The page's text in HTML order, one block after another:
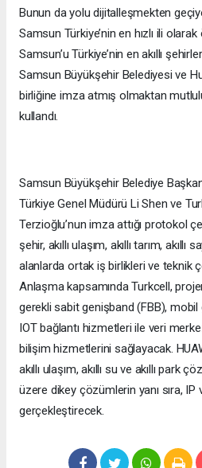
Bunun da yolu dijitalleşmekten
Samsun Türkiye’nin en hızlı ili
Samsun’u Türkiye’nin en akıllı
Samsun Büyükşehir Belediyesi ve
birliğine imza atmış olmaktan
kullandı.
Samsun Büyükşehir Belediye
Türkiye Genel Müdürü Li Shen ve
Terzioğlu’nun imza attığı protokol
şehir, akıllı ulaşım, akıllı tarım, akıllı
alanlarda ortak iş birlikleri ve teknik
Anlaşma kapsamında Turkcell,
gerekli sabit genişband (FBB),
IOT bağlantı hizmetleri ile veri
bilişim hizmetlerini sağlayacak.
akıllı ulaşım, akıllı su ve akıllı park
üzere dikey çözümlerin yanı sıra,
gerçekleştirecek.